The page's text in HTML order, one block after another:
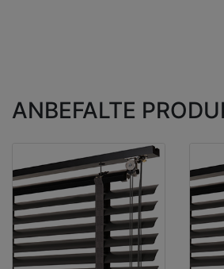
ANBEFALTE